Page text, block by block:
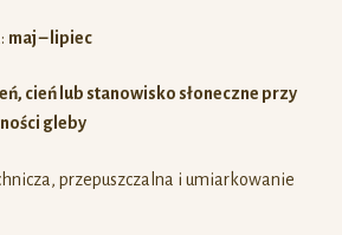
maj – lipiec
cień lub stanowisko słoneczne przy
gleby
przepuszczalna i umiarkowanie